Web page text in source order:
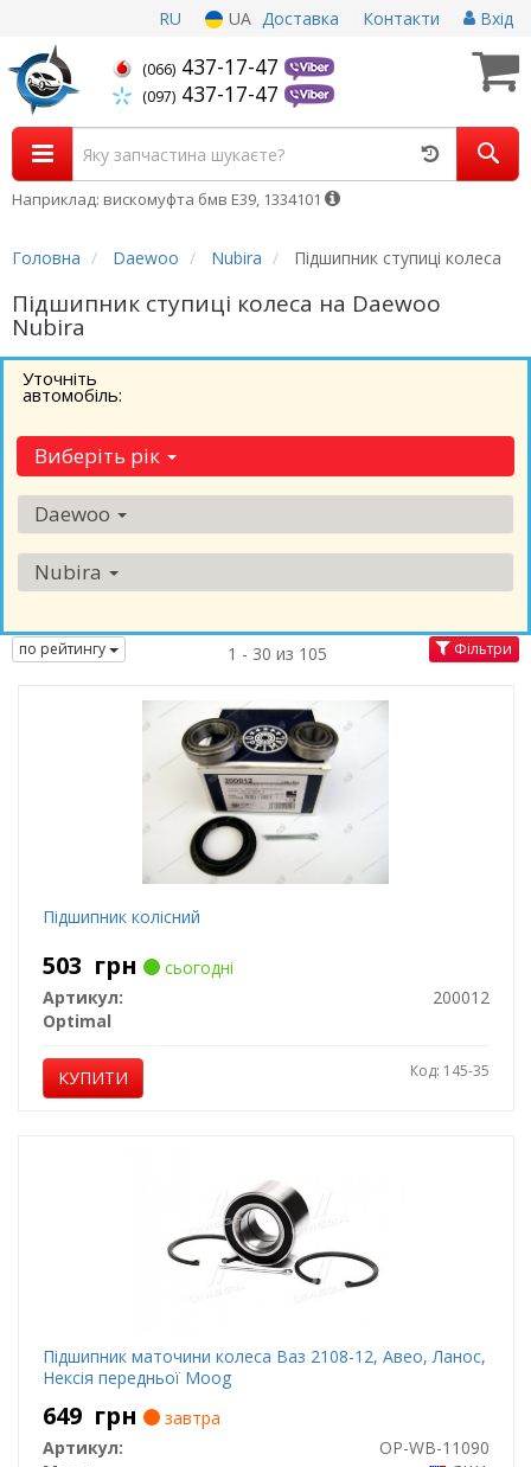
RU UA Доставка Контакти Вхід
(066) 437-17-47
(097) 437-17-47
Наприклад: вискомуфта бмв Е39, 1334101
Головна Daewoo Nubira Підшипник ступиці колеса
Підшипник ступиці колеса на Daewoo
Nubira
Уточніть
автомобіль:
Виберіть рік
Daewoo
Nubira
по рейтингу 1 - 30 из 105 Фільтри
Підшипник колісний
503 грн
сьогодні
Артикул:
200012
Optimal
КУПИТИ Код: 145-35
Підшипник маточини колеса Ваз 2108-12, Авео, Ланос,
Нексія передньої Moog
649 грн
завтра
Артикул:
OP-WB-11090